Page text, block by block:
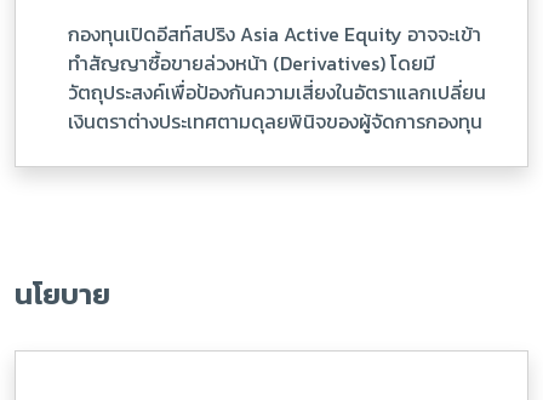
กองทุนเปิดอีสท์สปริง Asia Active Equity อาจจะเข้า
ทำสัญญาซื้อขายล่วงหน้า (Derivatives) โดยมี
วัตถุประสงค์เพื่อป้องกันความเสี่ยงในอัตราแลกเปลี่ยน
เงินตราต่างประเทศตามดุลยพินิจของผู้จัดการกองทุน
นโยบาย